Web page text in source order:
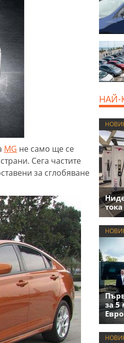
MG не само ще се
Сега частите
за сглобяване
НАЙ-
за 5